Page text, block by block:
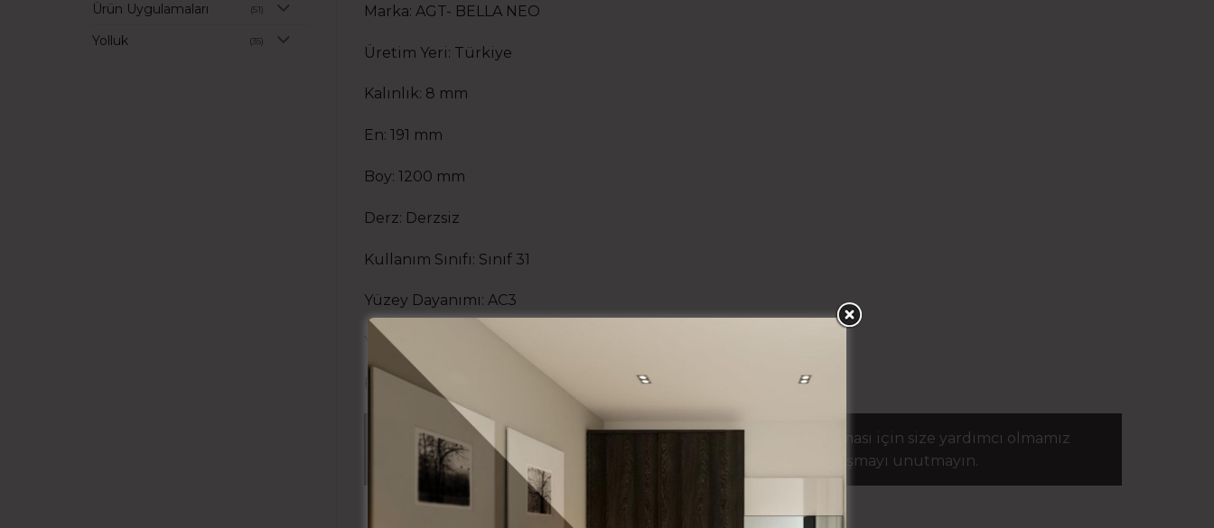
Ürün Uygulamaları (51)
Yolluk (35)
Marka: AGT- BELLA NEO
Üretim Yeri: Türkiye
Kalınlık: 8 mm
En: 191 mm
Boy: 1200 mm
Derz: Derzsiz
Kullanım Sınıfı: Sınıf 31
Yüzey Dayanımı: AC3
Yüzey Teknolojisi: Viva Wood
Paket Miktarı: 2,292 m2
Laminat parke ürünlerinde paket bazlı fiyat ve kargo hesaplaması için size yardımcı olmamız
için chat kutusundan veya telefon numaralarımızdan bize ulaşmayı unutmayın.